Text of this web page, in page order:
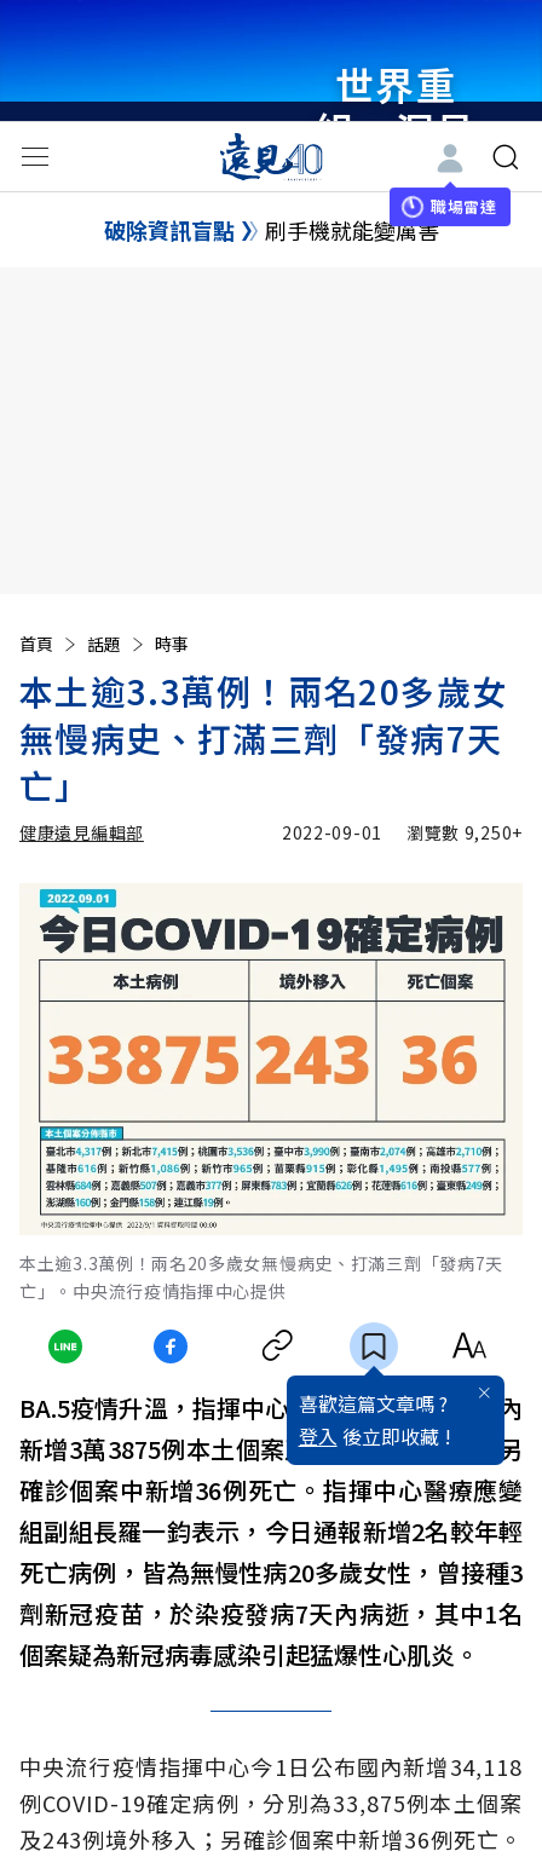
世界重
組・洞見
未來 與
世界領袖
職場雷達
破除資訊盲點 刷手機就能變厲害
首頁 話題 時事
本土逾3.3萬例！兩名20多歲女
無慢病史、打滿三劑「發病7天
亡」
健康遠見編輯部 2022-09-01 瀏覽數 9,250+
本土逾3.3萬例！兩名20多歲女無慢病史、打滿三劑「發病7天
亡」。中央流行疫情指揮中心提供
喜歡這篇文章嗎 ?
登入 後立即收藏 !
BA.5疫情升溫，指揮中心今（1）日公布，國內
新增3萬3875例本土個案及243例境外移入，另
確診個案中新增36例死亡。指揮中心醫療應變
組副組長羅一鈞表示，今日通報新增2名較年輕
死亡病例，皆為無慢性病20多歲女性，曾接種3
劑新冠疫苗，於染疫發病7天內病逝，其中1名
個案疑為新冠病毒感染引起猛爆性心肌炎。
中央流行疫情指揮中心今1日公布國內新增34,118
例COVID-19確定病例，分別為33,875例本土個案
及243例境外移入；另確診個案中新增36例死亡。